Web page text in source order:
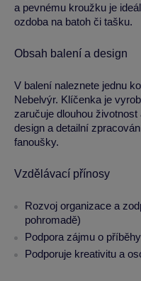
a pevnému kroužku je
ozdoba na batoh či tašku.
Obsah balení a design
V balení naleznete jednu
Nebelvýr. Klíčenka je
zaručuje dlouhou
design a detailní
fanoušky.
Vzdělávací přínosy
Rozvoj organizace a
pohromadě)
Podpora zájmu o
Podporuje kreativitu a